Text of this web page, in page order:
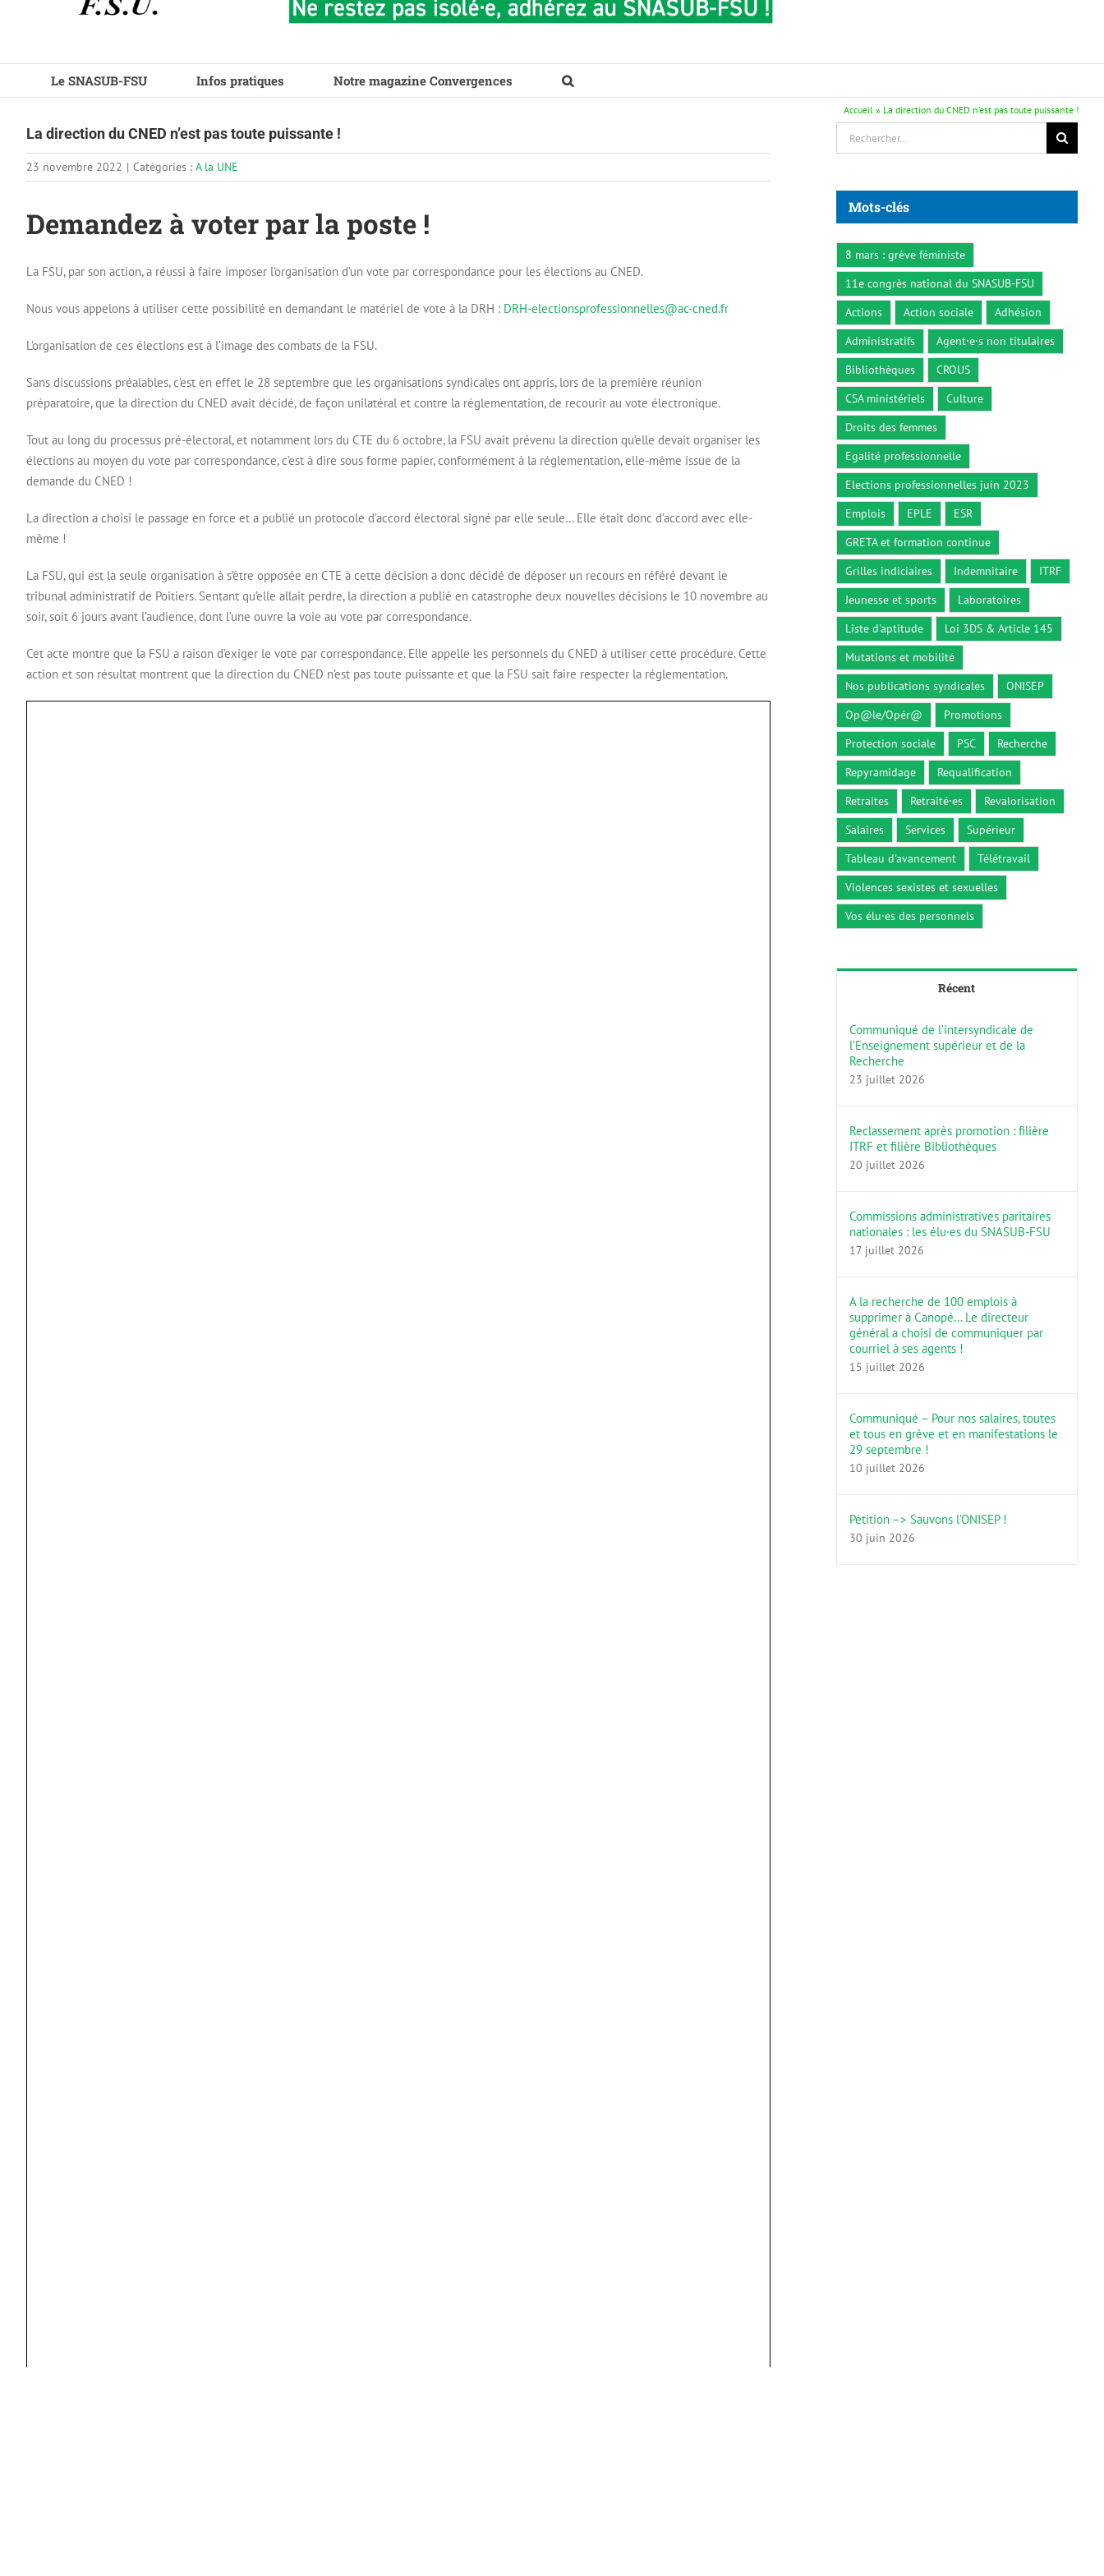
Le SNASUB-FSU Infos pratiques Notre magazine Convergences
Accueil » La direction du CNED n’est pas toute puissante !
La direction du CNED n’est pas toute puissante !
23 novembre 2022 | Catégories : A la UNE
Demandez à voter par la poste !
La FSU, par son action, a réussi à faire imposer l’organisation d’un vote par correspondance pour les élections au CNED.
Nous vous appelons à utiliser cette possibilité en demandant le matériel de vote à la DRH : DRH-electionsprofessionnelles@ac-cned.fr
L’organisation de ces élections est à l’image des combats de la FSU.
Sans discussions préalables, c’est en effet le 28 septembre que les organisations syndicales ont appris, lors de la première réunion
préparatoire, que la direction du CNED avait décidé, de façon unilatéral et contre la réglementation, de recourir au vote électronique.
Tout au long du processus pré-électoral, et notamment lors du CTE du 6 octobre, la FSU avait prévenu la direction qu’elle devait organiser les
élections au moyen du vote par correspondance, c’est à dire sous forme papier, conformément à la réglementation, elle-même issue de la
demande du CNED !
La direction a choisi le passage en force et a publié un protocole d’accord électoral signé par elle seule… Elle était donc d’accord avec elle-
même !
La FSU, qui est la seule organisation à s’être opposée en CTE à cette décision a donc décidé de déposer un recours en référé devant le
tribunal administratif de Poitiers. Sentant qu’elle allait perdre, la direction a publié en catastrophe deux nouvelles décisions le 10 novembre au
soir, soit 6 jours avant l’audience, dont l’une ouvre la voie au vote par correspondance.
Cet acte montre que la FSU a raison d’exiger le vote par correspondance. Elle appelle les personnels du CNED à utiliser cette procédure. Cette
action et son résultat montrent que la direction du CNED n’est pas toute puissante et que la FSU sait faire respecter la réglementation.
Rechercher:
Mots-clés
8 mars : grève féministe
11e congrès national du SNASUB-FSU
Actions
Action sociale
Adhésion
Administratifs
Agent·e·s non titulaires
Bibliothèques
CROUS
CSA ministériels
Culture
Droits des femmes
Egalité professionnelle
Elections professionnelles juin 2023
Emplois
EPLE
ESR
GRETA et formation continue
Grilles indiciaires
Indemnitaire
ITRF
Jeunesse et sports
Laboratoires
Liste d'aptitude
Loi 3DS & Article 145
Mutations et mobilité
Nos publications syndicales
ONISEP
Op@le/Opér@
Promotions
Protection sociale
PSC
Recherche
Repyramidage
Requalification
Retraites
Retraité·es
Revalorisation
Salaires
Services
Supérieur
Tableau d'avancement
Télétravail
Violences sexistes et sexuelles
Vos élu·es des personnels
Récent
Communiqué de l’intersyndicale de
l’Enseignement supérieur et de la
Recherche
23 juillet 2026
Reclassement après promotion : filière
ITRF et filière Bibliothèques
20 juillet 2026
Commissions administratives paritaires
nationales : les élu·es du SNASUB-FSU
17 juillet 2026
A la recherche de 100 emplois à
supprimer à Canopé… Le directeur
général a choisi de communiquer par
courriel à ses agents !
15 juillet 2026
Communiqué – Pour nos salaires, toutes
et tous en grève et en manifestations le
29 septembre !
10 juillet 2026
Pétition –> Sauvons l’ONISEP !
30 juin 2026